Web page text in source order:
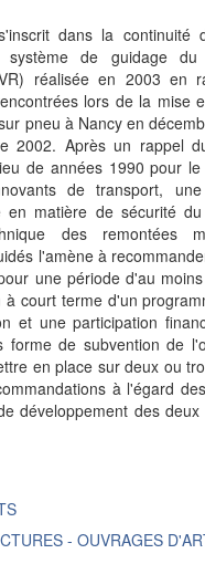
dans la continuité
système de guidage
réalisée en 2003 en
lors de la mise
pneu à Nancy en
2002. Après un rappel
de années 1990 pour
de transport,
en matière de sécurité
des remontées
l'amène à
une période d'au
à court terme d'un
et une participation
forme de subvention de
en place sur deux ou
à l'égard
développement des
- OUVRAGES